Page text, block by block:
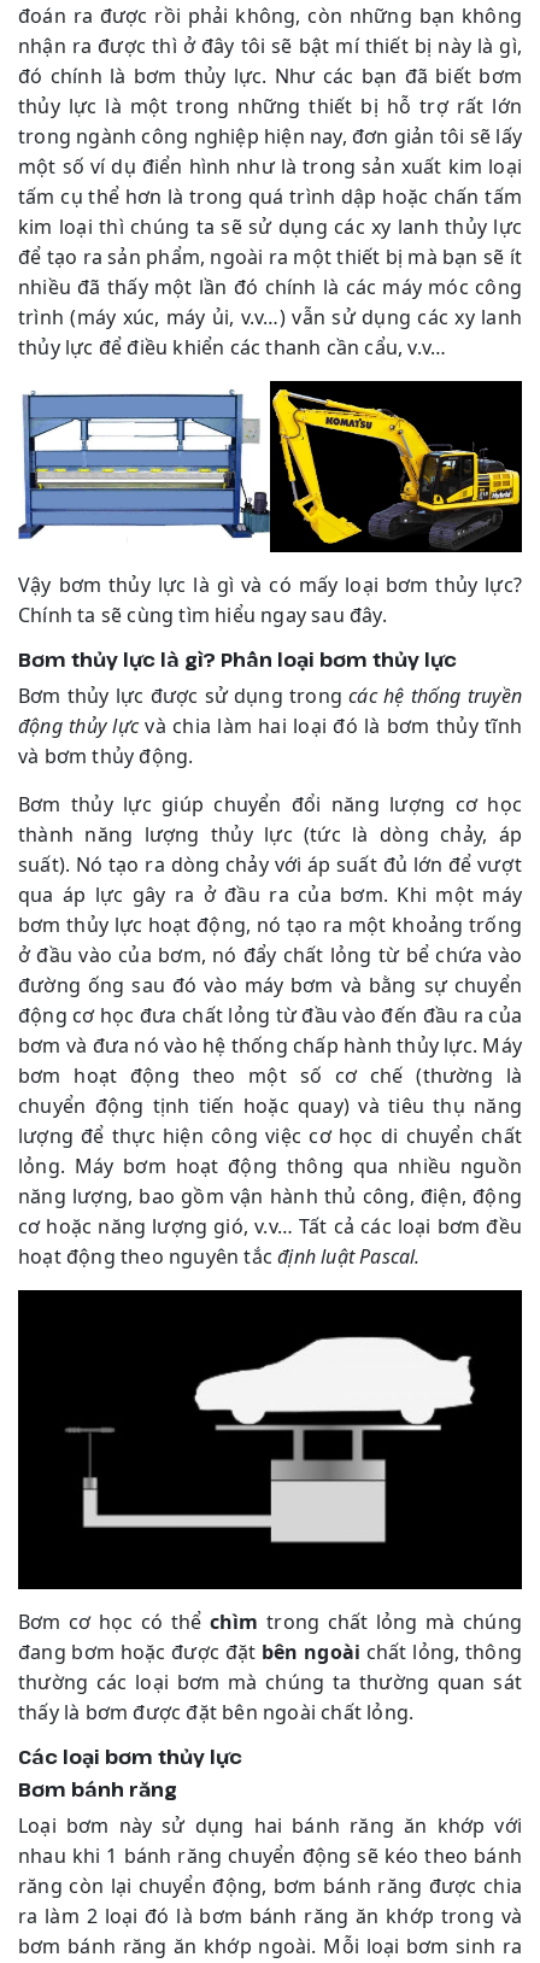
đoán ra được rồi phải không, còn những bạn không
nhận ra được thì ở đây tôi sẽ bật mí thiết bị này là gì,
đó chính là bơm thủy lực. Như các bạn đã biết bơm
thủy lực là một trong những thiết bị hỗ trợ rất lớn
trong ngành công nghiệp hiện nay, đơn giản tôi sẽ lấy
một số ví dụ điển hình như là trong sản xuất kim loại
tấm cụ thể hơn là trong quá trình dập hoặc chấn tấm
kim loại thì chúng ta sẽ sử dụng các xy lanh thủy lực
để tạo ra sản phẩm, ngoài ra một thiết bị mà bạn sẽ ít
nhiều đã thấy một lần đó chính là các máy móc công
trình (máy xúc, máy ủi, v.v…) vẫn sử dụng các xy lanh
thủy lực để điều khiển các thanh cần cẩu, v.v…
Vậy bơm thủy lực là gì và có mấy loại bơm thủy lực?
Chính ta sẽ cùng tìm hiểu ngay sau đây.
Bơm thủy lực là gì? Phân loại bơm thủy lực
Bơm thủy lực được sử dụng trongcác hệ thống truyền
động thủy lựcvà chia làm hai loại đó là bơm thủy tĩnh
và bơm thủy động.
Bơm thủy lực giúp chuyển đổi năng lượng cơ học
thành năng lượng thủy lực (tức là dòng chảy, áp
suất). Nó tạo ra dòng chảy với áp suất đủ lớn để vượt
qua áp lực gây ra ở đầu ra của bơm. Khi một máy
bơm thủy lực hoạt động, nó tạo ra một khoảng trống
ở đầu vào của bơm, nó đẩy chất lỏng từ bể chứa vào
đường ống sau đó vào máy bơm và bằng sự chuyển
động cơ học đưa chất lỏng từ đầu vào đến đầu ra của
bơm và đưa nó vào hệ thống chấp hành thủy lực. Máy
bơm hoạt động theo một số cơ chế (thường là
chuyển động tịnh tiến hoặc quay) và tiêu thụ năng
lượng để thực hiện công việc cơ học di chuyển chất
lỏng. Máy bơm hoạt động thông qua nhiều nguồn
năng lượng, bao gồm vận hành thủ công, điện, động
cơ hoặc năng lượng gió, v.v… Tất cả các loại bơm đều
hoạt động theo nguyên tắcđịnh luật Pascal.
Bơm cơ học có thể chìm trong chất lỏng mà chúng
đang bơm hoặc được đặt bên ngoài chất lỏng, thông
thường các loại bơm mà chúng ta thường quan sát
thấy là bơm được đặt bên ngoài chất lỏng.
Các loại bơm thủy lực
Bơm bánh răng
Loại bơm này sử dụng hai bánh răng ăn khớp với
nhau khi 1 bánh răng chuyển động sẽ kéo theo bánh
răng còn lại chuyển động, bơm bánh răng được chia
ra làm 2 loại đó là bơm bánh răng ăn khớp trong và
bơm bánh răng ăn khớp ngoài. Mỗi loại bơm sinh ra